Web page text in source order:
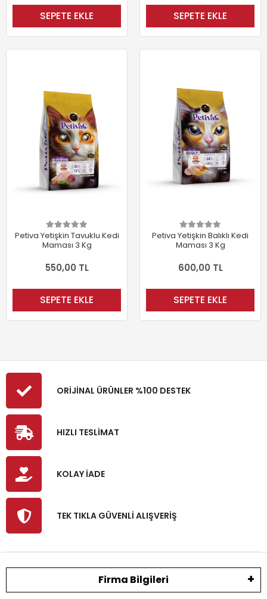
SEPETE EKLE SEPETE EKLE
Petiva Yetişkin Tavuklu Kedi
Maması 3 Kg
550,00 TL
SEPETE EKLE
Petiva Yetişkin Balıklı Kedi
Maması 3 Kg
600,00 TL
SEPETE EKLE
ORİJİNAL ÜRÜNLER %100 DESTEK
HIZLI TESLİMAT
KOLAY İADE
TEK TIKLA GÜVENLİ ALIŞVERİŞ
Firma Bilgileri